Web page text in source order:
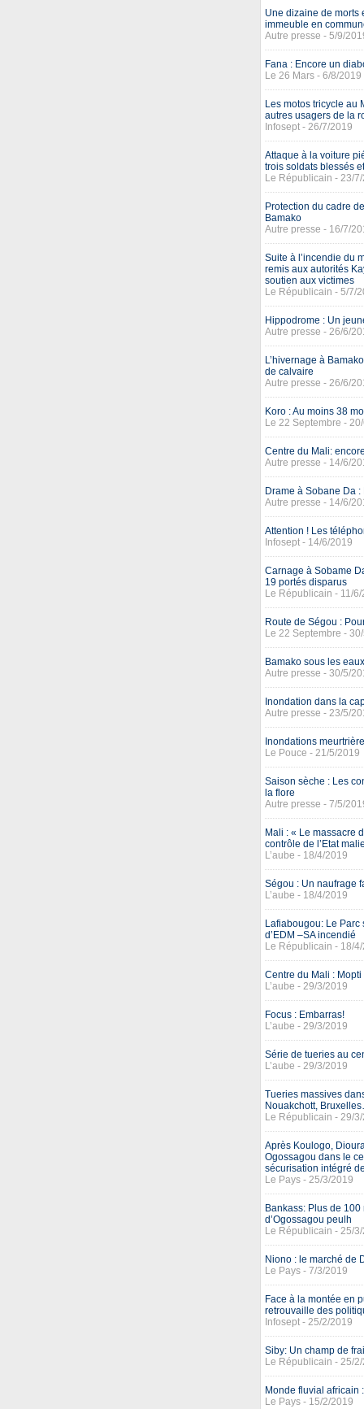
Une dizaine de morts
immeuble en
Autre presse - 5/9/
Fana : Encore un
Le 26 Mars - 6/8/2019
Les motos tricycle au
autres usagers de la
Infosept - 26/7/2019
Attaque à la voiture
trois soldats blessés
Le Républicain - 23/
Protection du cadre
Bamako
Autre presse - 16/7/
Suite à l’incendie du
remis aux autorités
soutien aux victimes
Le Républicain - 5/7/
Hippodrome : Un
Autre presse - 26/6/
L’hivernage à
de calvaire
Autre presse - 26/6/
Koro : Au moins 38
Le 22 Septembre -
Centre du Mali:
Autre presse - 14/6/
Drame à Sobane Da
Autre presse - 14/6/
Attention ! Les
Infosept - 14/6/2019
Carnage à Sobame
19 portés disparus
Le Républicain - 11/
Route de Ségou :
Le 22 Septembre -
Bamako sous les
Autre presse - 30/5/
Inondation dans la
Autre presse - 23/5/
Inondations
Le Pouce - 21/5/2019
Saison sèche : Les
la flore
Autre presse - 7/5/
Mali : « Le massacre
contrôle de l’Etat
L’aube - 18/4/2019
Ségou : Un naufrage
L’aube - 18/4/2019
Lafiabougou: Le
d’EDM –SA incendié
Le Républicain - 18/
Centre du Mali :
L’aube - 29/3/2019
Focus : Embarras!
L’aube - 29/3/2019
Série de tueries au
L’aube - 29/3/2019
Tueries massives
Nouakchott,
Le Républicain - 29/
Après Koulogo,
Ogossagou dans le
sécurisation intégré
Le Pays - 25/3/2019
Bankass: Plus de
d’Ogossagou peulh
Le Républicain - 25/
Niono : le marché de
Le Pays - 7/3/2019
Face à la montée en
retrouvaille des
Infosept - 25/2/2019
Siby: Un champ de
Le Républicain - 25/
Monde fluvial africain
Le Pays - 15/2/2019